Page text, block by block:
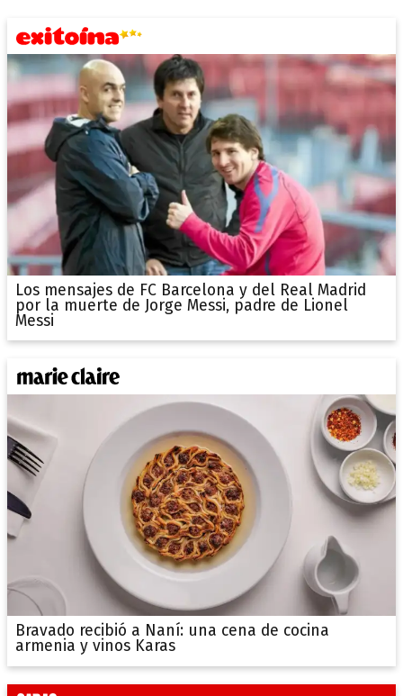
Los mensajes de FC Barcelona y del Real Madrid
por la muerte de Jorge Messi, padre de Lionel
Messi
Bravado recibió a Naní: una cena de cocina
armenia y vinos Karas